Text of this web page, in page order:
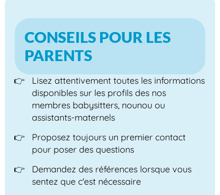
CONSEILS POUR LES
PARENTS
Lisez attentivement toutes les informations
disponibles sur les profils des nos
membres babysitters, nounou ou
assistants-maternels
Proposez toujours un premier contact
pour poser des questions
Demandez des références lorsque vous
sentez que c'est nécessaire